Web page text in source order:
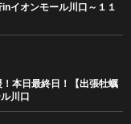
inイオンモール川口～１１
本日最終日！【出張牡蠣
川口